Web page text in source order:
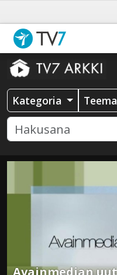
Kategoria Teema